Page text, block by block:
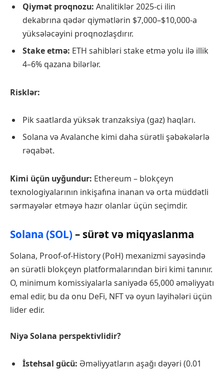
Qiymət proqnozu: Analitiklər 2025-ci ilin
dekabrına qədər qiymətlərin $7,000–$10,000-a
yüksələcəyini proqnozlaşdırır.
Stake etmə: ETH sahibləri stake etmə yolu ilə illik
4–6% qazana bilərlər.
Risklər:
Pik saatlarda yüksək tranzaksiya (gaz) haqları.
Solana və Avalanche kimi daha sürətli şəbəkələrlə
rəqabət.
Kimi üçün uyğundur: Ethereum – blokçeyn
texnologiyalarının inkişafına inanan və orta müddətli
sərmayələr etməyə hazır olanlar üçün seçimdir.
Solana (SOL)– sürət və miqyaslanma
Solana, Proof-of-History (PoH) mexanizmi sayəsində
ən sürətli blokçeyn platformalarından biri kimi tanınır.
O, minimum komissiyalarla saniyədə 65,000 əməliyyatı
emal edir, bu da onu DeFi, NFT və oyun layihələri üçün
lider edir.
Niyə Solana perspektivlidir?
İstehsal gücü: Əməliyyatların aşağı dəyəri (0.01